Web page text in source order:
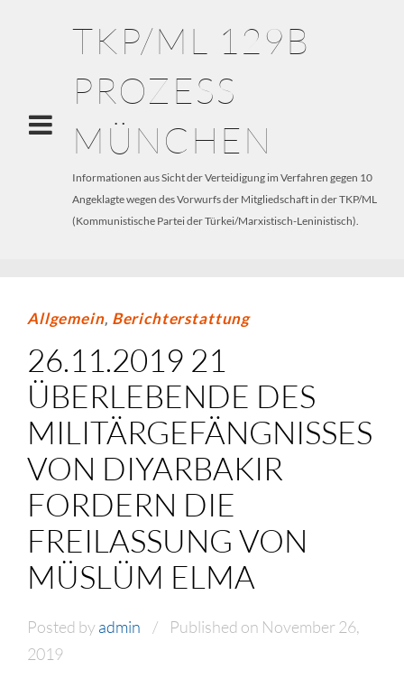
TKP/ML 129B
PROZESS
MÜNCHEN
Informationen aus Sicht der Verteidigung im Verfahren gegen 10
Angeklagte wegen des Vorwurfs der Mitgliedschaft in der TKP/ML
(Kommunistische Partei der Türkei/Marxistisch-Leninistisch).
Allgemein, Berichterstattung
26.11.2019 21
ÜBERLEBENDE DES
MILITÄRGEFÄNGNISSES
VON DIYARBAKIR
FORDERN DIE
FREILASSUNG VON
MÜSLÜM ELMA
Posted byadmin
Published on November 26,
2019